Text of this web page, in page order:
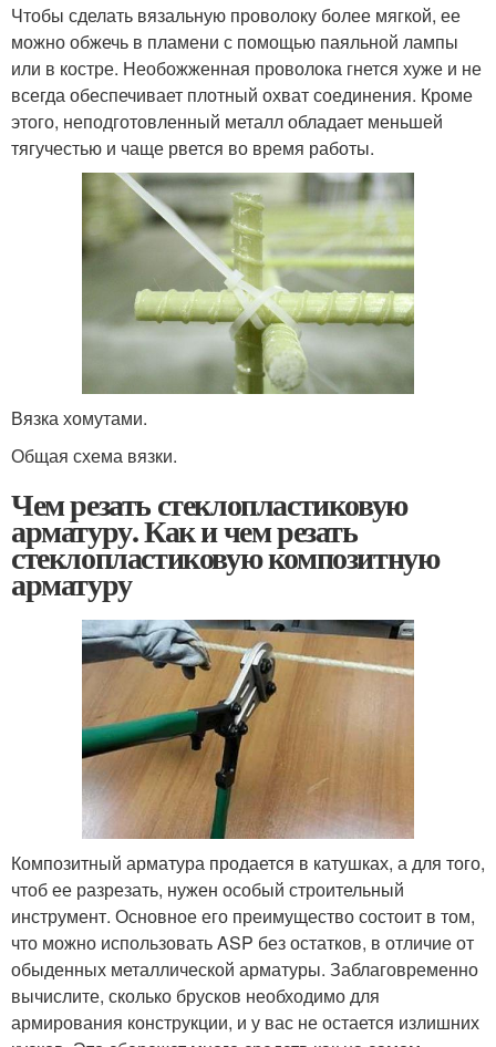
Чтобы сделать вязальную проволоку более мягкой, ее
можно обжечь в пламени с помощью паяльной лампы
или в костре. Необожженная проволока гнется хуже и не
всегда обеспечивает плотный охват соединения. Кроме
этого, неподготовленный металл обладает меньшей
тягучестью и чаще рвется во время работы.
Вязка хомутами.
Общая схема вязки.
Чем резать стеклопластиковую
арматуру. Как и чем резать
стеклопластиковую композитную
арматуру
Композитный арматура продается в катушках, а для того,
чтоб ее разрезать, нужен особый строительный
инструмент. Основное его преимущество состоит в том,
что можно использовать ASP без остатков, в отличие от
обыденных металлической арматуры. Заблаговременно
вычислите, сколько брусков необходимо для
армирования конструкции, и у вас не остается излишних